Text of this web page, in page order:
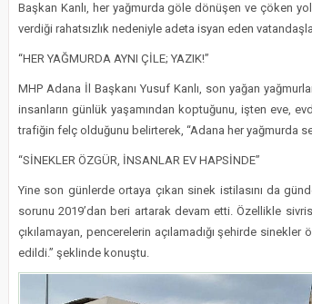
Başkan Kanlı, her yağmurda göle dönüşen ve çöken
verdiği rahatsızlık nedeniyle adeta isyan eden
“HER YAĞMURDA AYNI ÇİLE; YAZIK!”
MHP Adana İl Başkanı Yusuf Kanlı, son yağan
insanların günlük yaşamından koptuğunu, işten eve,
trafiğin felç olduğunu belirterek, “Adana her yağmurda
“SİNEKLER ÖZGÜR, İNSANLAR EV HAPSİNDE”
Yine son günlerde ortaya çıkan sinek istilasını da
sorunu 2019’dan beri artarak devam etti. Özellikle
çıkılamayan, pencerelerin açılamadığı şehirde
edildi.” şeklinde konuştu.